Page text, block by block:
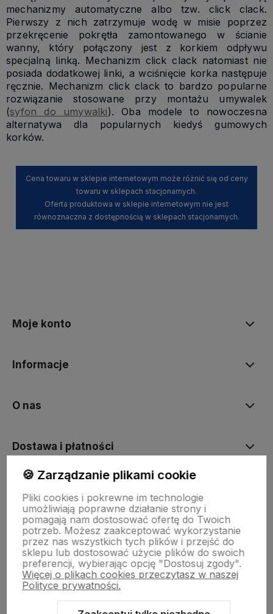
mechanizmy automatyczne albo tzw. click clack.
Pierwszy z nich zatrzymuje wodę w misie poprzez
przekręcenie pokrętła zamontowanego w ścianie
wanny, który połączony jest z korkiem odpływu
specjalną linką. Mechanizm click clack natomiast nie
posiada dodatkowej linki, a wciśnięcie korka następuje
ręcznie. Mechanizm click clack to bardzo popularne
rozwiązanie stosowane przy montażu umywalek
(syfon do umywalki). Oba modele to nowoczesna
alternatywa dla popularnych kiedyś gumowych
korków.
Cena towaru w sklepie internetowym może różnić się od ceny
towaru w sklepach stacjonarnych.
Oferta produktowa w sklepie internetowym nie jest
równoznaczna z dostępnością w sklepach stacjonarnych.
Moje konto
Informacje
O nas
Dostawa i płatności
Obsługa hurtowa
🍪 Zarządzanie plikami cookie
Pliki cookies i pokrewne im technologie
umożliwiają poprawne działanie strony i
pomagają nam dostosować ofertę do Twoich
potrzeb. Możesz zaakceptować wykorzystanie
przez nas wszystkich tych plików i przejść do
sklepu lub dostosować użycie plików do swoich
preferencji, wybierając opcję "Dostosuj zgody".
Więcej o plikach cookies przeczytasz w naszej
Polityce prywatności.